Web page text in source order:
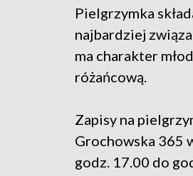
Pielgrzymka
najbardziej
ma charakter
różańcową.
Zapisy na
Grochowska 365
godz. 17.00 do